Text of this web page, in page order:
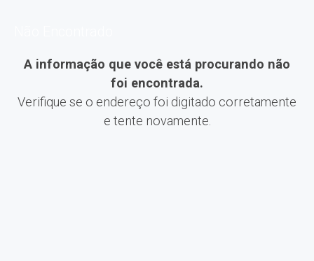
A informação que você está procurando não
foi encontrada.
Verifique se o endereço foi digitado corretamente
e tente novamente.